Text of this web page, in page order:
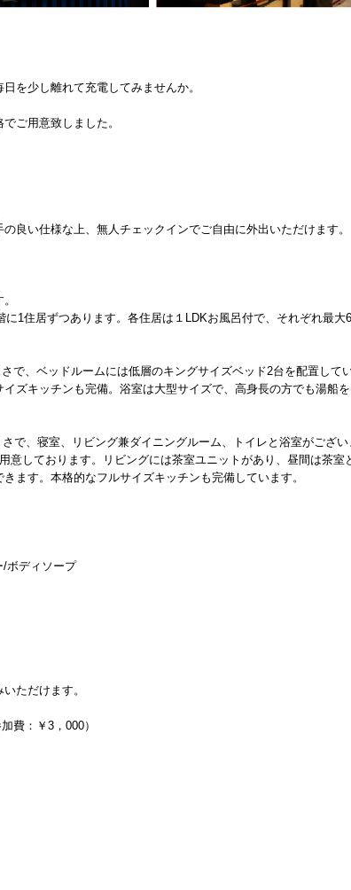
を少し離れて充電してみませんか。
ご用意致しました。
良い仕様な上、無人チェックインでご自由に外出いただけます。
1住居ずつあります。各住居は１LDKお風呂付で、それぞれ最大
で、ベッドルームには低層のキングサイズベッド2台を配置して
ズキッチンも完備。浴室は大型サイズで、高身長の方でも湯船
で、寝室、リビング兼ダイニングルーム、トイレと浴室がござい
意しております。リビングには茶室ユニットがあり、昼間は茶室
ます。本格的なフルサイズキッチンも完備しています。
/ボディソープ
ただけます。
費：￥3，000）